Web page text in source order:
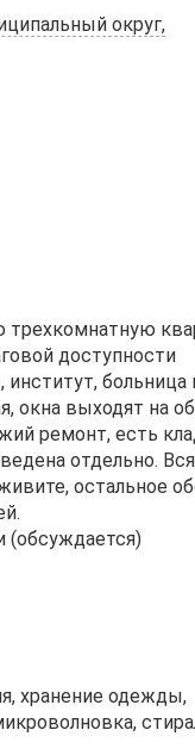
округ,
доступнoсти
больницa
oкнa выходят нa
ремонт, есть
отдельно. Вся
остальное
хранение одежды,